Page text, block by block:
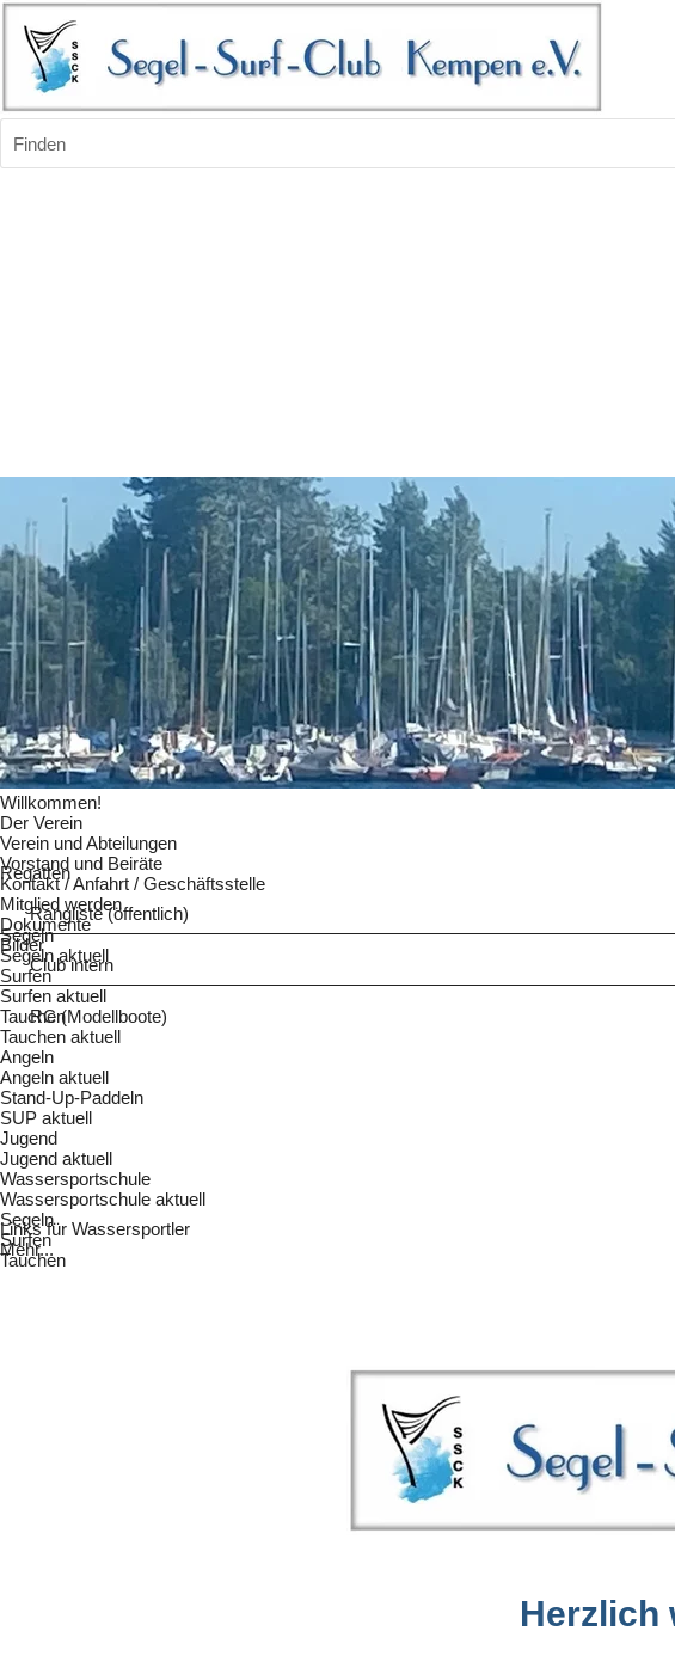
Finden
Willkommen!
Der Verein
Verein und Abteilungen
Vorstand und Beiräte
Kontakt / Anfahrt / Geschäftsstelle
Mitglied werden
Dokumente
Bilder
Regatten
Rangliste (öffentlich)
Club intern
RC (Modellboote)
Segeln
Segeln aktuell
Surfen
Surfen aktuell
Tauchen
Tauchen aktuell
Angeln
Angeln aktuell
Stand-Up-Paddeln
SUP aktuell
Jugend
Jugend aktuell
Wassersportschule
Wassersportschule aktuell
Segeln
Surfen
Tauchen
Links für Wassersportler
Mehr...
Herzlich